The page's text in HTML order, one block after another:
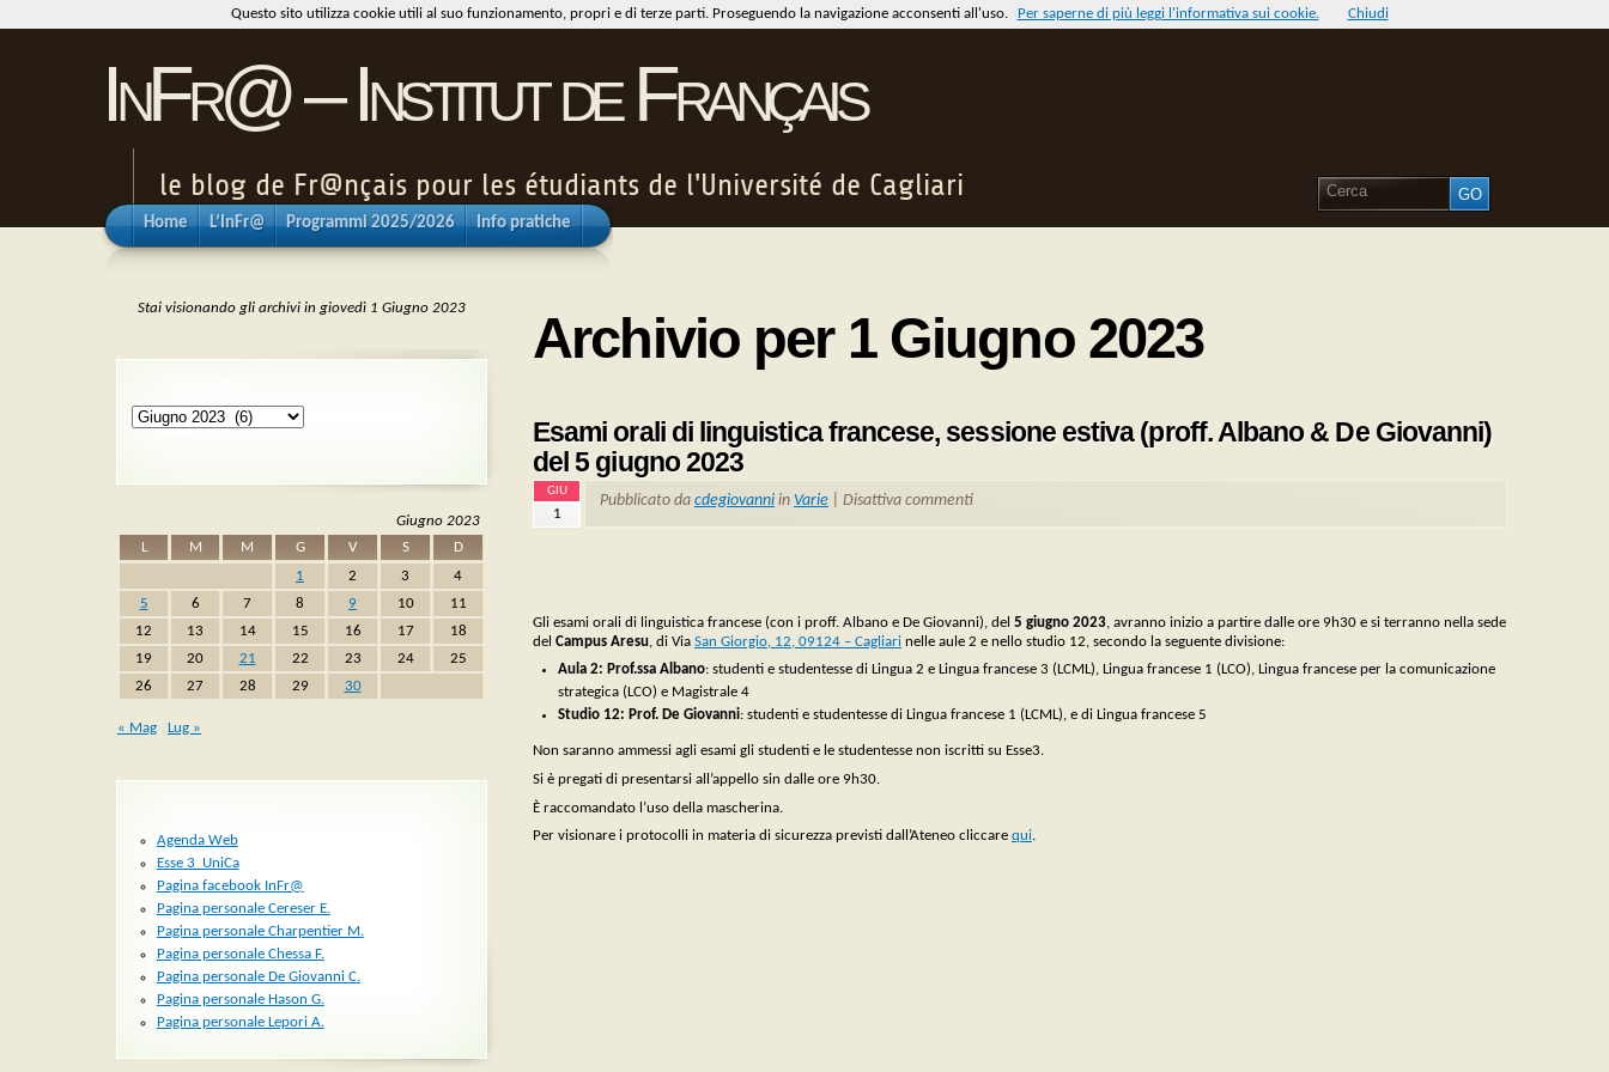
InFr@ – Institut de Français
le blog de Fr@nçais pour les étudiants de l'Université de Cagliari
Home L’InFr@ Programmi 2025/2026 Info pratiche
Archivio per 1 Giugno 2023
Esami orali di linguistica francese, sessione estiva (proff. Albano & De Giovanni)
del 5 giugno 2023
GIU
1
Pubblicato da cdegiovanni in Varie Disattiva commenti
Gli esami orali di linguistica francese (con i proff. Albano e De Giovanni), del 5 giugno 2023, avranno inizio a partire dalle ore 9h30 e si terranno nella sede
del Campus Aresu, di Via San Giorgio, 12, 09124 – Cagliari nelle aule 2 e nello studio 12, secondo la seguente divisione:
Aula 2: Prof.ssa Albano: studenti e studentesse di Lingua 2 e Lingua francese 3 (LCML), Lingua francese 1 (LCO), Lingua francese per la comunicazione
strategica (LCO) e Magistrale 4
Studio 12: Prof. De Giovanni: studenti e studentesse di Lingua francese 1 (LCML), e di Lingua francese 5
Non saranno ammessi agli esami gli studenti e le studentesse non iscritti su Esse3.
Si è pregati di presentarsi all’appello sin dalle ore 9h30.
È raccomandato l’uso della mascherina.
Per visionare i protocolli in materia di sicurezza previsti dall’Ateneo cliccare qui.
Stai visionando gli archivi in giovedì 1 Giugno 2023
Archivi
Giugno 2023
L
M M G V S
D
1
2 3
4
5
6 7 8 9 10
11
12
13 14 15 16 17
18
19
20 21 22 23 24
25
26
27 28 29 30
« Mag Lug »
Agenda Web
Esse 3_UniCa
Pagina facebook InFr@
Pagina personale Cereser E.
Pagina personale Charpentier M.
Pagina personale Chessa F.
Pagina personale De Giovanni C.
Pagina personale Hason G.
Pagina personale Lepori A.
Questo sito utilizza cookie utili al suo funzionamento, propri e di terze parti. Proseguendo la navigazione acconsenti all'uso. Per saperne di più leggi l'informativa sui cookie. Chiudi